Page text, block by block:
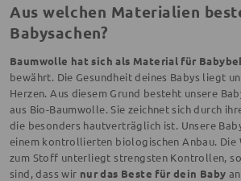
Aus welchen Materialien
Babysachen?
Baumwolle hat sich als Material für
bewährt. Die Gesundheit deines Babys liegt
Herzen. Aus diesem Grund besteht unsere
aus Bio-Baumwolle. Sie zeichnet sich durch
die besonders hautverträglich ist. Unsere
einem kontrollierten biologischen Anbau. Die
zum Stoff unterliegt strengsten Kontrollen,
sind, dass wir nur das Beste für dein Baby